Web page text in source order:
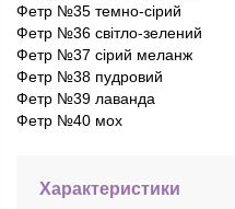
Фетр №35 темно-сірий
Фетр №36 світло-зелений
Фетр №37 сірий меланж
Фетр №38 пудровий
Фетр №39 лаванда
Фетр №40 мох
Характеристики